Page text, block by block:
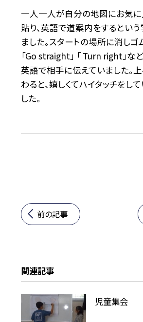
一人一人が自分の地図にお気
貼り、英語で道案内をするとい
ました。スタートの場所に消し
「Go straight」 「 Turn right」な
英語で相手に伝えていました。
わると、嬉しくてハイタッチをし
した。
前の記事
関連記事
児童集会